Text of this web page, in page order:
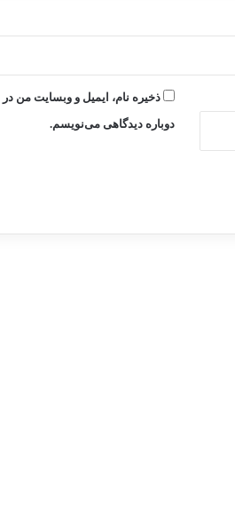
ذخیره نام، ایمیل و وبسایت من
دوباره دیدگاهی می‌نویسم.